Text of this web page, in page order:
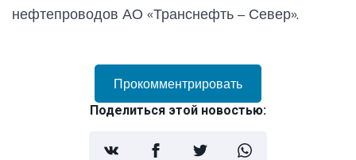
нефтепроводов АО «Транснефть – Север».
Прокомментрировать
Поделиться этой новостью: